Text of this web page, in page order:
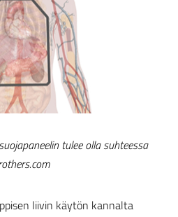
tulee olla suhteessa
liivin käytön kannalta